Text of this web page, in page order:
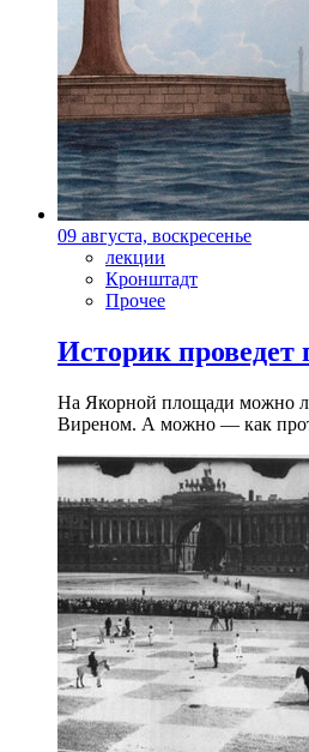
09 августа, воскресенье
лекции
Кронштадт
Прочее
Историк проведет
На Якорной площади можно
Виреном. А можно — как